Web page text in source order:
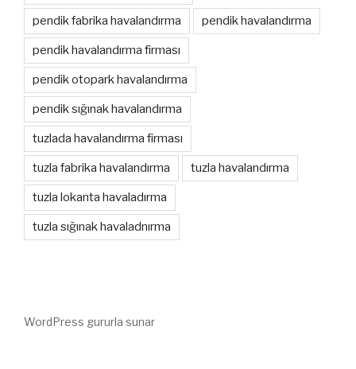
pendik fabrika havalandırma pendik havalandırma
pendik havalandırma firması
pendik otopark havalandırma
pendik sığınak havalandırma
tuzlada havalandırma firması
tuzla fabrika havalandırma tuzla havalandırma
tuzla lokanta havaladırma
tuzla sığınak havaladnırma
WordPress gururla sunar